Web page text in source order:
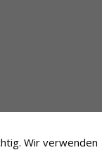
Wir verwenden